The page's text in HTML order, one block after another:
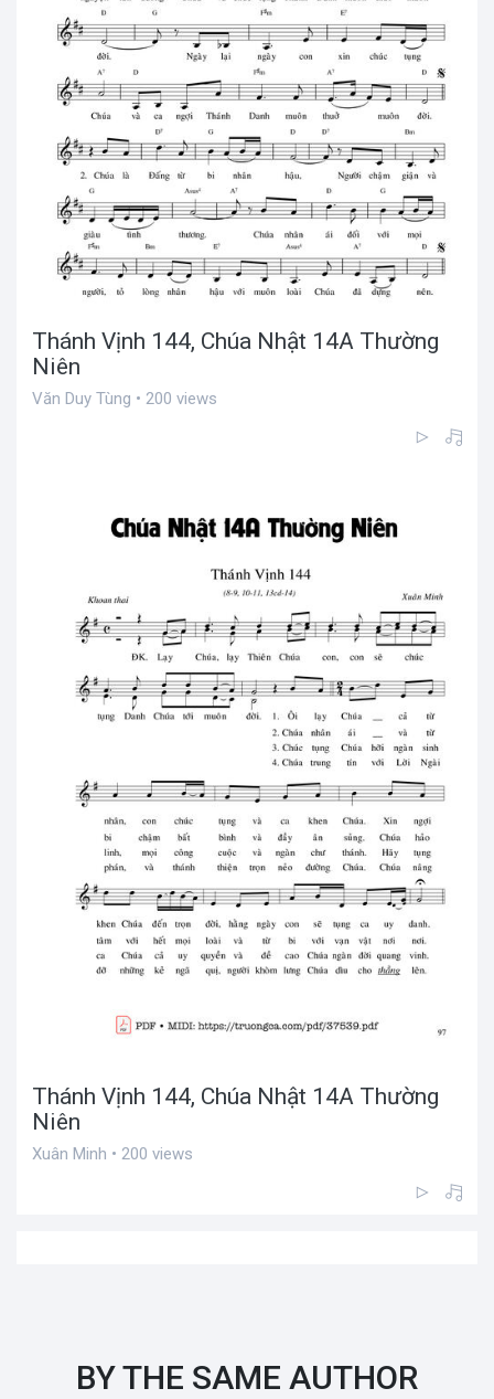
Thánh Vịnh 144, Chúa Nhật 14A Thường
Niên
Văn Duy Tùng • 200 views
Thánh Vịnh 144, Chúa Nhật 14A Thường
Niên
Xuân Minh • 200 views
BY THE SAME AUTHOR